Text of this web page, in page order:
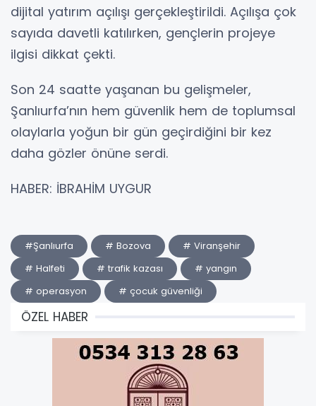
dijital yatırım açılışı gerçekleştirildi. Açılışa çok
sayıda davetli katılırken, gençlerin projeye
ilgisi dikkat çekti.
Son 24 saatte yaşanan bu gelişmeler,
Şanlıurfa’nın hem güvenlik hem de toplumsal
olaylarla yoğun bir gün geçirdiğini bir kez
daha gözler önüne serdi.
HABER: İBRAHİM UYGUR
#Şanlıurfa # Bozova
# Viranşehir
# Halfeti
# trafik kazası
# yangın
# operasyon
# çocuk güvenliği
ÖZEL HABER